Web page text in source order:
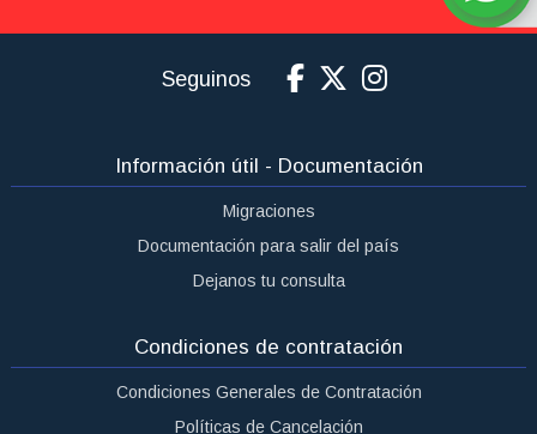
Seguinos
Información útil - Documentación
Migraciones
Documentación para salir del país
Dejanos tu consulta
Condiciones de contratación
Condiciones Generales de Contratación
Políticas de Cancelación